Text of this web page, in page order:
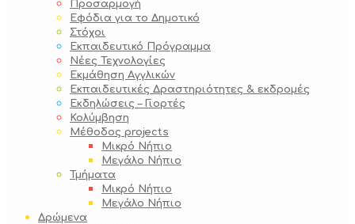
Προσαρμογή
Εφόδια για το Δημοτικό
Στόχοι
Εκπαιδευτικό Πρόγραμμα
Νέες Τεχνολογίες
Εκμάθηση Αγγλικών
Εκπαιδευτικές Δραστηριότητες & εκδρομές
Εκδηλώσεις – Γιορτές
Κολύμβηση
Μέθοδος projects
Μικρό Νήπιο
Μεγάλο Νήπιο
Τμήματα
Μικρό Νήπιο
Μεγάλο Νήπιο
Δρώμενα